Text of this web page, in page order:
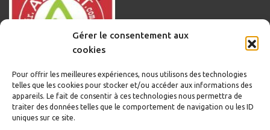
Gérer le consentement aux
cookies
Pour offrir les meilleures expériences, nous utilisons des technologies
telles que les cookies pour stocker et/ou accéder aux informations des
appareils. Le fait de consentir à ces technologies nous permettra de
traiter des données telles que le comportement de navigation ou les ID
uniques sur ce site.